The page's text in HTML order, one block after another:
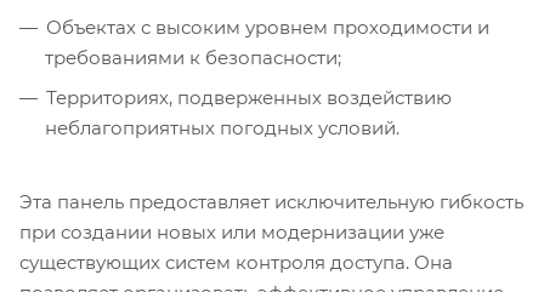
Объектах с высоким уровнем проходимости и
требованиями к безопасности;
Территориях, подверженных воздействию
неблагоприятных погодных условий.
Эта панель предоставляет исключительную гибкость
при создании новых или модернизации уже
существующих систем контроля доступа. Она